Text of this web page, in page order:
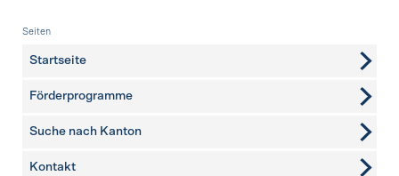
Fusszeile
Seiten
Startseite
Förderprogramme
Suche nach Kanton
weitere Seiten
Kontakt